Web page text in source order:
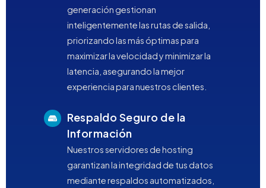
generación gestionan
inteligentemente las rutas de salida,
priorizando las más óptimas para
maximizar la velocidad y minimizar la
latencia, asegurando la mejor
experiencia para nuestros clientes.
Respaldo Seguro de la
Información
Nuestros servidores de hosting
garantizan la integridad de tus datos
mediante respaldos automatizados,